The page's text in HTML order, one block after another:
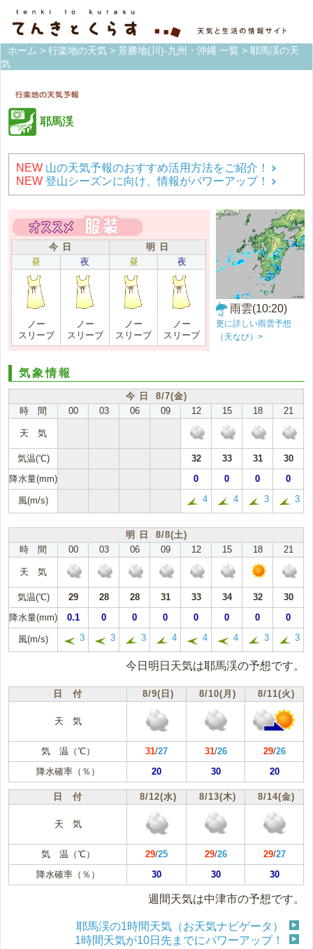
ホーム > 行楽地の天気 > 景勝地(川)-九州・沖縄 一覧 > 耶馬渓の天
気
耶馬渓
NEW 山の天気予報のおすすめ活用方法をご紹介！
NEW 登山シーズンに向け、情報がパワーアップ！
今 日
明 日
昼
夜 昼 夜
ノー
スリーブ
ノー
スリーブ
ノー
スリーブ
ノー
スリーブ
雨雲(10:20)
更に詳しい雨雲予想
（天なび）>
気象情報
今 日 8/7(金)
時 間
00 03 06 09 12 15 18 21
天 気
気温(℃) 32 33 31
30
降水量(mm)
0 0 0 0
風(m/s) 4 4 3 3
明 日 8/8(土)
時 間
00 03 06 09 12 15 18 21
天 気
気温(℃) 29 28 28 31 33 34 32
30
降水量(mm)
0.1 0 0 0 0 0 0 0
風(m/s) 3 3 3 4 4 4 3 3
今日明日天気は耶馬渓の予想です。
日 付 8/9(日) 8/10(月) 8/11(火)
天 気
気 温（℃） 31/27 31/26 29/26
降水確率（％）
20 30 20
日 付 8/12(水) 8/13(木) 8/14(金)
天 気
気 温（℃） 29/25 29/26 29/27
降水確率（％）
30 30 30
週間天気は中津市の予想です。
耶馬渓の1時間天気（お天気ナビゲータ）
1時間天気が10日先までにパワーアップ！